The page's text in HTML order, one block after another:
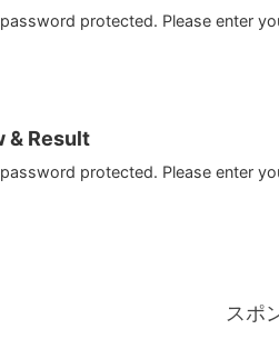
protected. Please enter
& Result
protected. Please enter
スポ